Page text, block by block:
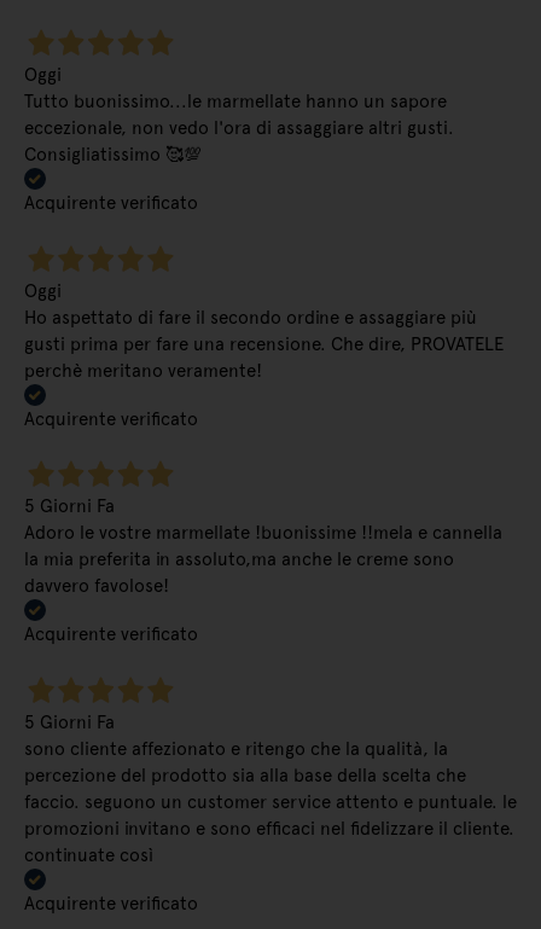
Oggi
Tutto buonissimo...le marmellate hanno un sapore
eccezionale, non vedo l'ora di assaggiare altri gusti.
Consigliatissimo 🥰💯
Acquirente verificato
Oggi
Ho aspettato di fare il secondo ordine e assaggiare più
gusti prima per fare una recensione. Che dire, PROVATELE
perchè meritano veramente!
Acquirente verificato
5 Giorni Fa
Adoro le vostre marmellate !buonissime !!mela e cannella
la mia preferita in assoluto,ma anche le creme sono
davvero favolose!
Acquirente verificato
5 Giorni Fa
sono cliente affezionato e ritengo che la qualità, la
percezione del prodotto sia alla base della scelta che
faccio. seguono un customer service attento e puntuale. le
promozioni invitano e sono efficaci nel fidelizzare il cliente.
continuate così
Acquirente verificato